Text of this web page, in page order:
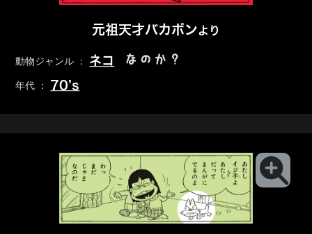
元祖天才バカボンより
動物ジャンル ： ネコ なのか？
年代 ： 70’s